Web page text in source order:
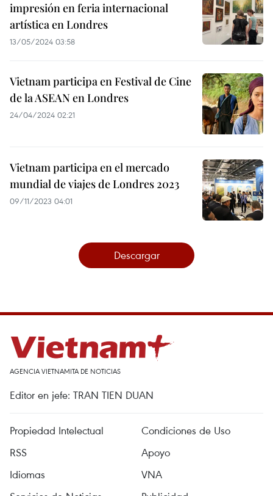
impresión en feria internacional
artística en Londres
13/05/2024 03:58
Vietnam participa en Festival de Cine
de la ASEAN en Londres
24/04/2024 02:21
Vietnam participa en el mercado
mundial de viajes de Londres 2023
09/11/2023 04:01
Descargar
AGENCIA VIETNAMITA DE NOTICIAS
Editor en jefe: TRAN TIEN DUAN
Propiedad Intelectual
Condiciones de Uso
RSS
Apoyo
Idiomas
VNA